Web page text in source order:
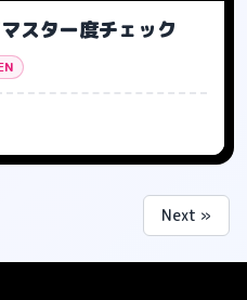
スター度チェック
Next »